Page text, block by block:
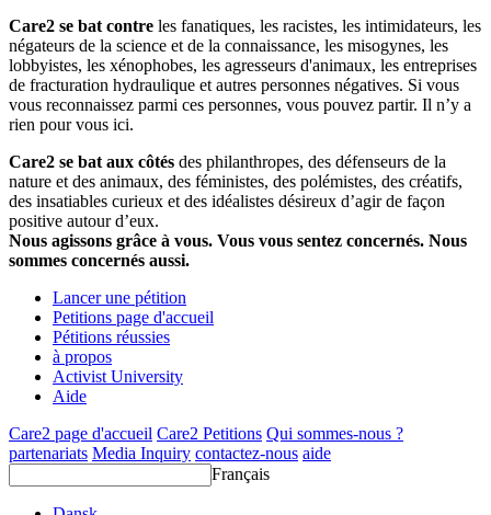
Care2 se bat contre les fanatiques, les racistes, les intimidateurs, les
négateurs de la science et de la connaissance, les misogynes, les
lobbyistes, les xénophobes, les agresseurs d'animaux, les entreprises
de fracturation hydraulique et autres personnes négatives. Si vous
vous reconnaissez parmi ces personnes, vous pouvez partir. Il n’y a
rien pour vous ici.
Care2 se bat aux côtés des philanthropes, des défenseurs de la
nature et des animaux, des féministes, des polémistes, des créatifs,
des insatiables curieux et des idéalistes désireux d’agir de façon
positive autour d’eux.
Nous agissons grâce à vous. Vous vous sentez concernés. Nous
sommes concernés aussi.
Lancer une pétition
Petitions page d'accueil
Pétitions réussies
à propos
Activist University
Aide
Care2 page d'accueil Care2 Petitions Qui sommes-nous ?
partenariats Media Inquiry contactez-nous aide
Français